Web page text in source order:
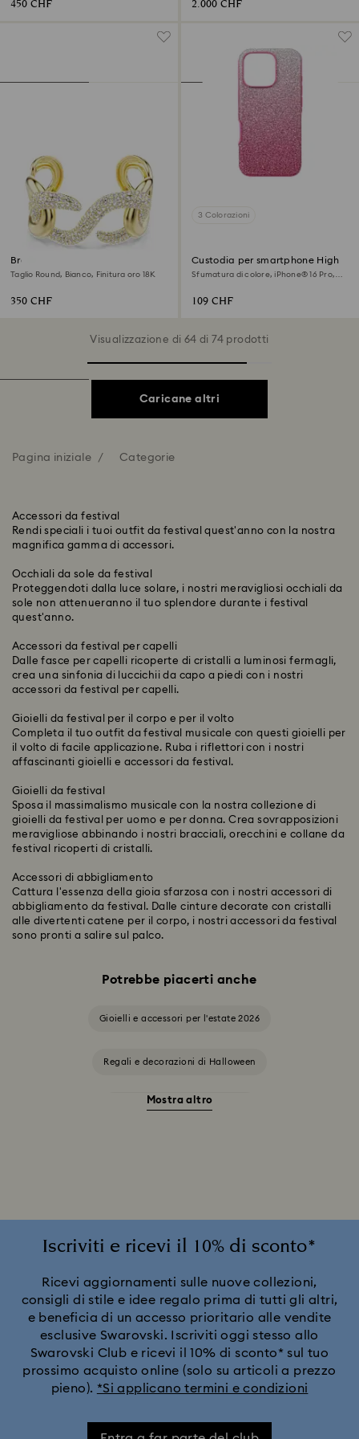
450 CHF 2.000 CHF
Bracciale rigido Dextera
Taglio Round, Bianco, Finitura oro 18K
350 CHF
3 Colorazioni
Custodia per smartphone High
Sfumatura di colore, iPhone® 16 Pro,
109 CHF
Visualizzazione di 64 di 74 prodotti
Caricane altri
Pagina iniziale Categorie
Accessori da festival
Rendi speciali i tuoi outfit da festival quest'anno con la nostra
magnifica gamma di accessori.
Occhiali da sole da festival
Proteggendoti dalla luce solare, i nostri meravigliosi occhiali da
sole non attenueranno il tuo splendore durante i festival
quest'anno.
Accessori da festival per capelli
Dalle fasce per capelli ricoperte di cristalli a luminosi fermagli,
crea una sinfonia di luccichii da capo a piedi con i nostri
accessori da festival per capelli.
Gioielli da festival per il corpo e per il volto
Completa il tuo outfit da festival musicale con questi gioielli per
il volto di facile applicazione. Ruba i riflettori con i nostri
affascinanti gioielli e accessori da festival.
Gioielli da festival
Sposa il massimalismo musicale con la nostra collezione di
gioielli da festival per uomo e per donna. Crea sovrapposizioni
meravigliose abbinando i nostri bracciali, orecchini e collane da
festival ricoperti di cristalli.
Accessori di abbigliamento
Cattura l'essenza della gioia sfarzosa con i nostri accessori di
abbigliamento da festival. Dalle cinture decorate con cristalli
alle divertenti catene per il corpo, i nostri accessori da festival
sono pronti a salire sul palco.
Potrebbe piacerti anche
Gioielli e accessori per l'estate 2026
Regali e decorazioni di Halloween
Accessori e soggetti Stregatto
Collezione Constella Collezione Curiosa
Collezione Dextera Collezione Disney Classics
Collezione Dulcis Collezione Florere
Mostra altro
Iscriviti e ricevi il 10% di sconto*
Ricevi aggiornamenti sulle nuove collezioni,
consigli di stile e idee regalo prima di tutti gli altri,
e beneficia di un accesso prioritario alle vendite
esclusive Swarovski. Iscriviti oggi stesso allo
Swarovski Club e ricevi il 10% di sconto* sul tuo
prossimo acquisto online (solo su articoli a prezzo
pieno). *Si applicano termini e condizioni